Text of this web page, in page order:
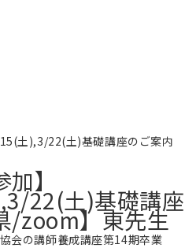
土),3/22(土)基礎講座のご案内
】
22(土)基礎講座
/zoom】東先生
会の講師養成講座第14期卒業